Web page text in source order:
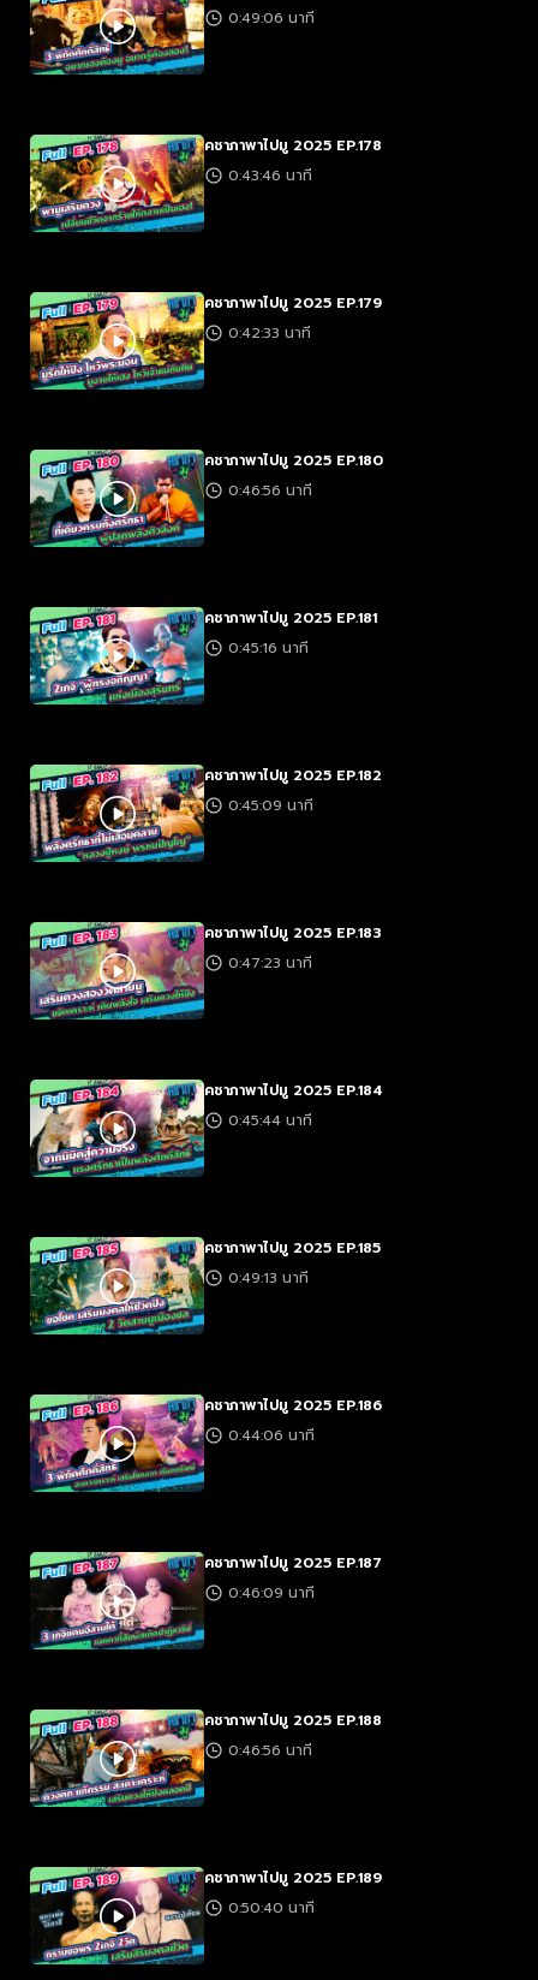
0:49:06 นาที
คชาภาพาไปมู 2025 EP.178
0:43:46 นาที
คชาภาพาไปมู 2025 EP.179
0:42:33 นาที
คชาภาพาไปมู 2025 EP.180
0:46:56 นาที
คชาภาพาไปมู 2025 EP.181
0:45:16 นาที
คชาภาพาไปมู 2025 EP.182
0:45:09 นาที
คชาภาพาไปมู 2025 EP.183
0:47:23 นาที
คชาภาพาไปมู 2025 EP.184
0:45:44 นาที
คชาภาพาไปมู 2025 EP.185
0:49:13 นาที
คชาภาพาไปมู 2025 EP.186
0:44:06 นาที
คชาภาพาไปมู 2025 EP.187
0:46:09 นาที
คชาภาพาไปมู 2025 EP.188
0:46:56 นาที
คชาภาพาไปมู 2025 EP.189
0:50:40 นาที